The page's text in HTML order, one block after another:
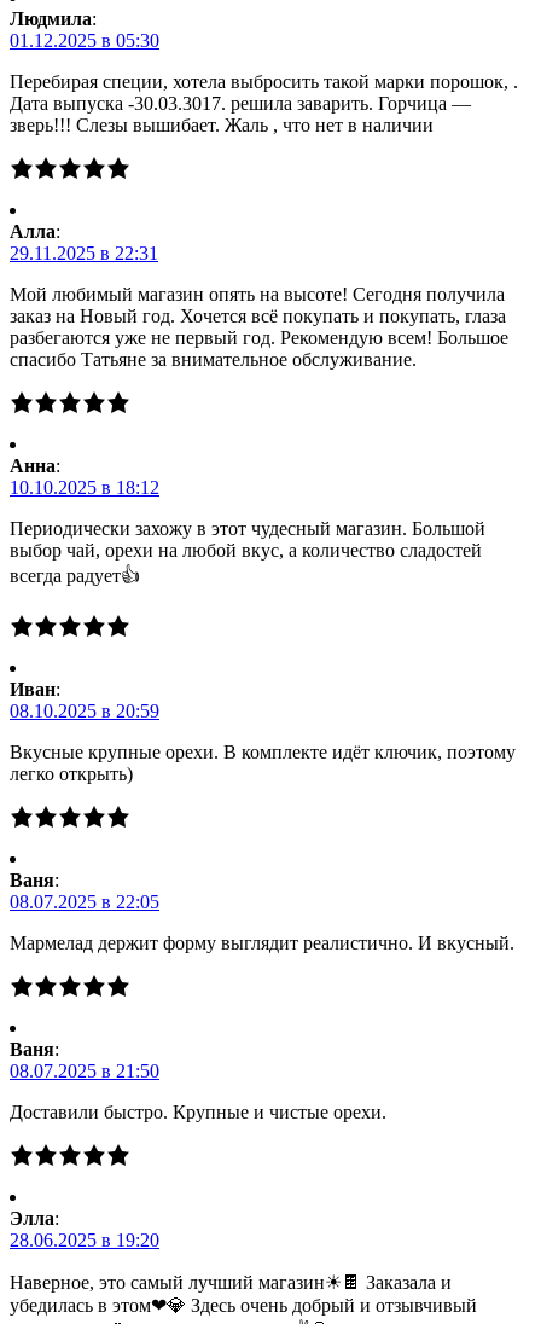
Людмила:
01.12.2025 в 05:30
Перебирая специи, хотела выбросить такой марки порошок, .
Дата выпуска -30.03.3017. решила заварить. Горчица —
зверь!!! Слезы вышибает. Жаль , что нет в наличии
Алла:
29.11.2025 в 22:31
Мой любимый магазин опять на высоте! Сегодня получила
заказ на Новый год. Хочется всё покупать и покупать, глаза
разбегаются уже не первый год. Рекомендую всем! Большое
спасибо Татьяне за внимательное обслуживание.
Анна:
10.10.2025 в 18:12
Периодически захожу в этот чудесный магазин. Большой
выбор чай, орехи на любой вкус, а количество сладостей
всегда радует👍
Иван:
08.10.2025 в 20:59
Вкусные крупные орехи. В комплекте идёт ключик, поэтому
легко открыть)
Ваня:
08.07.2025 в 22:05
Мармелад держит форму выглядит реалистично. И вкусный.
Ваня:
08.07.2025 в 21:50
Доставили быстро. Крупные и чистые орехи.
Элла:
28.06.2025 в 19:20
Наверное, это самый лучший магазин☀🍫 Заказала и
убедилась в этом❤💎 Здесь очень добрый и отзывчивый